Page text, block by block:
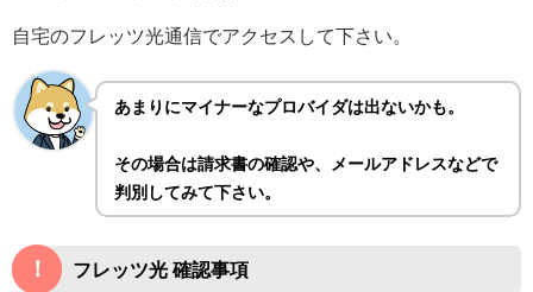
自宅のフレッツ光通信でアクセスして下さい。
あまりにマイナーなプロバイダは出ないかも。
その場合は請求書の確認や、メールアドレスなどで
判別してみて下さい。
！ フレッツ光 確認事項